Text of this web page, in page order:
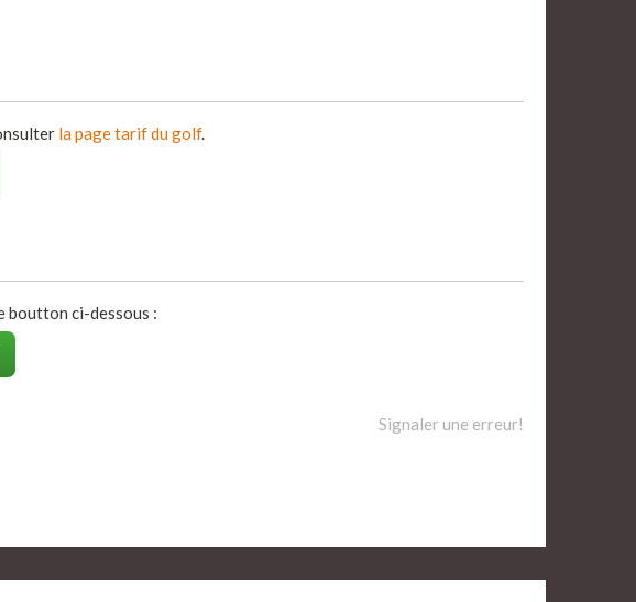
la page tarif du golf.
boutton ci-dessous :
Signaler une erreur!